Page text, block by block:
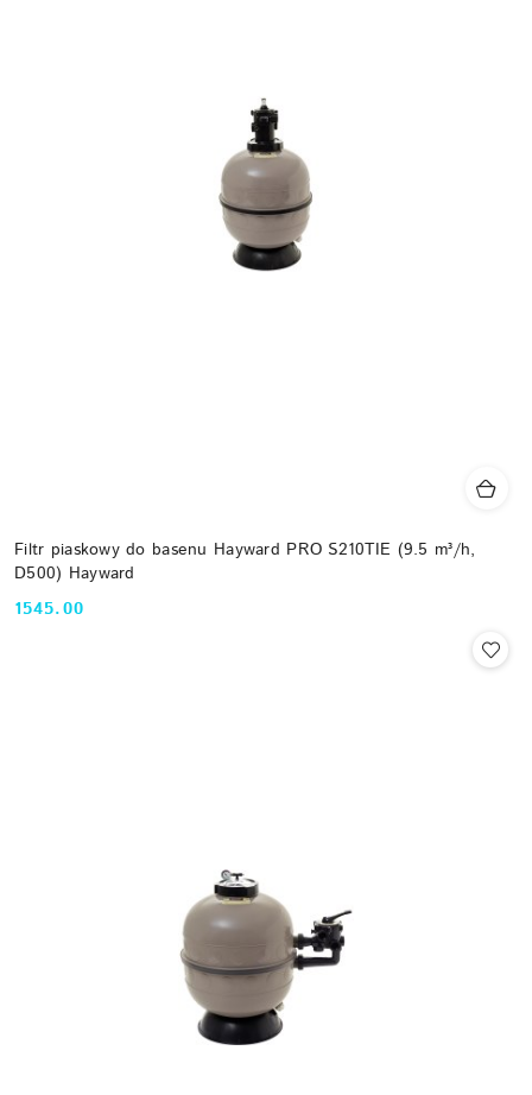
Filtr piaskowy do basenu Hayward PRO S210TIE (9.5 m³/h,
D500) Hayward
Cena:
1545.00